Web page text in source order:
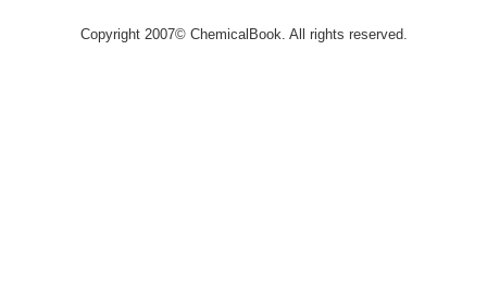
Copyright 2007© ChemicalBook. All rights reserved.